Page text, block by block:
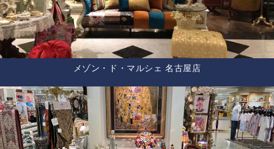
メゾン・ド・マルシェ 名古屋店